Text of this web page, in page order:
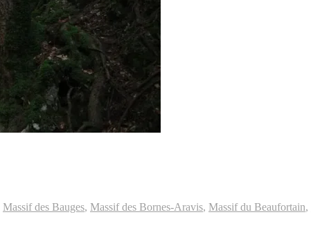
Massif des Bauges, Massif des Bornes-Aravis, Massif du Beaufortain,